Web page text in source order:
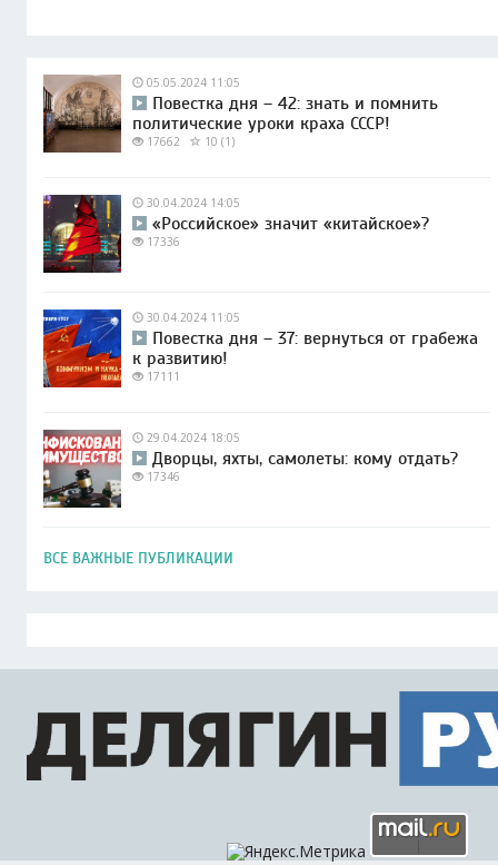
05.05.2024 11:05
Повестка дня – 42: знать и помнить
политические уроки краха СССР!
17662 10 (1)
30.04.2024 14:05
«Российское» значит «китайское»?
17336
30.04.2024 11:05
Повестка дня – 37: вернуться от грабежа
к развитию!
17111
29.04.2024 18:05
Дворцы, яхты, самолеты: кому отдать?
17346
ВСЕ ВАЖНЫЕ ПУБЛИКАЦИИ